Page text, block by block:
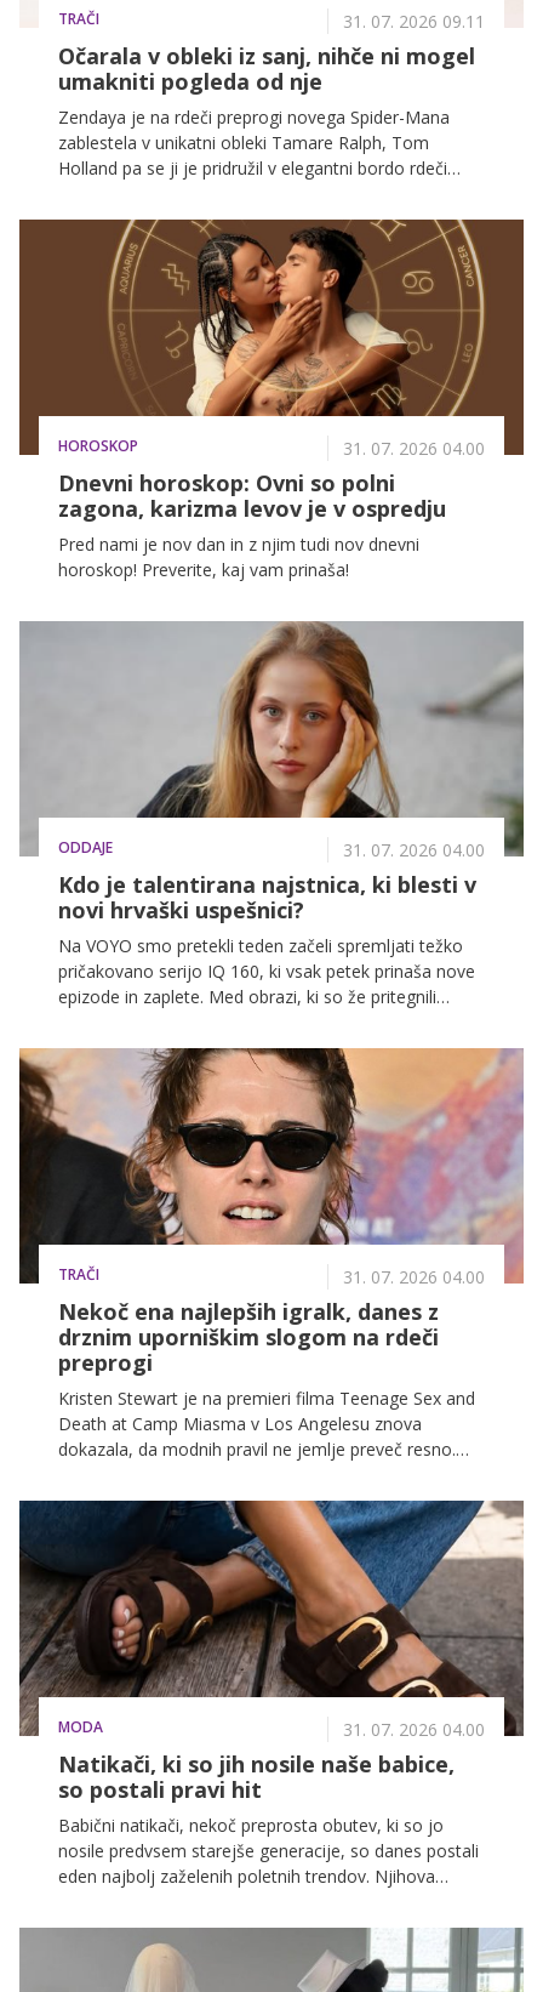
TRAČI 31. 07. 2026 09.11
Očarala v obleki iz sanj, nihče ni mogel
umakniti pogleda od nje
Zendaya je na rdeči preprogi novega Spider-Mana
zablestela v unikatni obleki Tamare Ralph, Tom
Holland pa se ji je pridružil v elegantni bordo rdeči
HOROSKOP 31. 07. 2026 04.00
Dnevni horoskop: Ovni so polni
zagona, karizma levov je v ospredju
Pred nami je nov dan in z njim tudi nov dnevni
horoskop! Preverite, kaj vam prinaša!
ODDAJE 31. 07. 2026 04.00
Kdo je talentirana najstnica, ki blesti v
novi hrvaški uspešnici?
Na VOYO smo pretekli teden začeli spremljati težko
pričakovano serijo IQ 160, ki vsak petek prinaša nove
epizode in zaplete. Med obrazi, ki so že pritegnili
Kapov. V nadaljevanju jo spoznajte nekoliko bolje in
odkrijte, kdo je mlada igralka, ki se vse bolj uveljavlja
pred kamerami.
TRAČI 31. 07. 2026 04.00
Nekoč ena najlepših igralk, danes z
drznim uporniškim slogom na rdeči
preprogi
Kristen Stewart je na premieri filma Teenage Sex and
Death at Camp Miasma v Los Angelesu znova
dokazala, da modnih pravil ne jemlje preveč resno.
pritegnila pozornost fotografov in sprožila burne
odzive na družbenih omrežjih.
MODA 31. 07. 2026 04.00
Natikači, ki so jih nosile naše babice,
so postali pravi hit
Babični natikači, nekoč preprosta obutev, ki so jo
nosile predvsem starejše generacije, so danes postali
eden najbolj zaželenih poletnih trendov. Njihova
in presenetljivo modernem modnem učinku, zaradi
katerega jih modne hiše in trendseterke vključujejo v
svoje poletne kombinacije.